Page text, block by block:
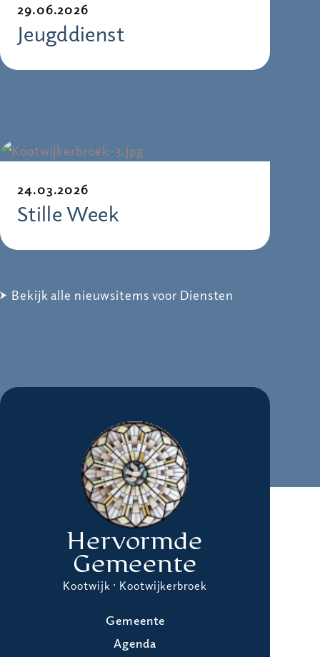
29.06.2026
Jeugddienst
24.03.2026
Stille Week
Bekijk alle nieuwsitems voor Diensten
Hervormde
Gemeente
Kootwijk · Kootwijkerbroek
Gemeente
Agenda